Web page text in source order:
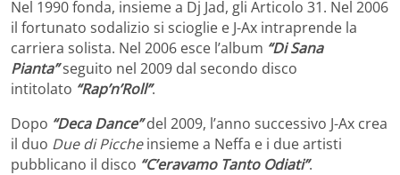
Nel 1990 fonda, insieme a Dj Jad, gli Articolo 31. Nel 2006
il fortunato sodalizio si scioglie e J-Ax intraprende la
carriera solista. Nel 2006 esce l’album “Di Sana
Pianta”seguito nel 2009 dal secondo disco
intitolato “Rap’n’Roll”.
Dopo “Deca Dance”del 2009, l’anno successivo J-Ax crea
il duo Due di Piccheinsieme a Neffa e i due artisti
pubblicano il disco “C’eravamo Tanto Odiati”.